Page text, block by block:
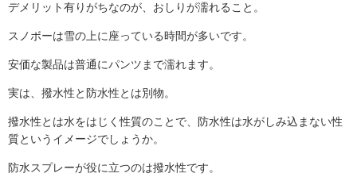
デメリット有りがちなのが、おしりが濡れること。
スノボーは雪の上に座っている時間が多いです。
安価な製品は普通にパンツまで濡れます。
実は、撥水性と防水性とは別物。
撥水性とは水をはじく性質のことで、防水性は水がしみ込まない性
質というイメージでしょうか。
防水スプレーが役に立つのは撥水性です。